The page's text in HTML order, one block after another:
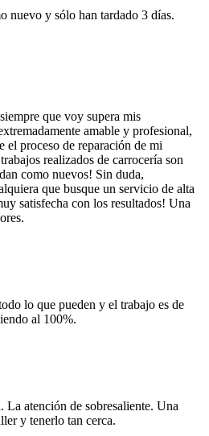
nuevo y sólo han tardado 3 días.
que voy supera mis
amable y profesional,
el proceso de reparación de mi
realizados de carrocería son
como nuevos! Sin duda,
que busque un servicio de alta
satisfecha con los resultados! Una
lo que pueden y el trabajo es de
al 100%.
atención de sobresaliente. Una
y tenerlo tan cerca.